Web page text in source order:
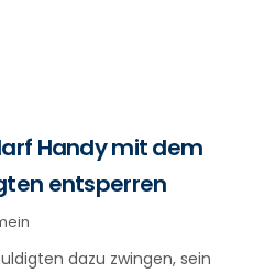
Handy mit dem
entsperren
dazu zwingen, sein